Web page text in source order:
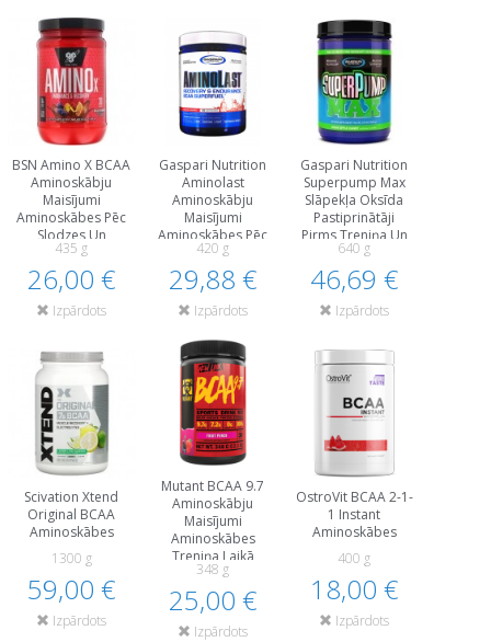
BSN Amino X BCAA
Aminoskābju
Maisījumi
Aminoskābes Pēc
Slodzes Un
Reģenerācija
Treniņa Laikā
435 g
26,00 €
Izpārdots
Gaspari Nutrition
Aminolast
Aminoskābju
Maisījumi
Aminoskābes Pēc
Slodzes Un
Reģenerācija
Treniņa Laikā
420 g
29,88 €
Izpārdots
Gaspari Nutrition
Superpump Max
Slāpekļa Oksīda
Pastiprinātāji
Pirms Treniņa Un
Еnerģētiķi
640 g
46,69 €
Izpārdots
Scivation Xtend
Original BCAA
Aminoskābes
1300 g
59,00 €
Izpārdots
Mutant BCAA 9.7
Aminoskābju
Maisījumi
Aminoskābes
Treniņa Laikā
348 g
25,00 €
Izpārdots
OstroVit BCAA 2-1-
1 Instant
Aminoskābes
400 g
18,00 €
Izpārdots